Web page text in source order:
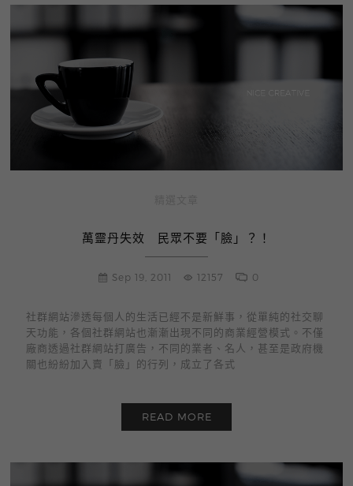
萬靈丹失效 民眾不要「臉」？！
Sep 19, 2011 12157 0
社群網站滲透每個人的生活已經不是新鮮事，從單純的社交聊
天功能，各個社群網站也漸漸出現不同的商業經營模式。不僅
廠商透過社群網站打廣告，不同的業者、名人，甚至是政府機
關也紛紛加入賣「臉」的行列，成立了各式
READ MORE